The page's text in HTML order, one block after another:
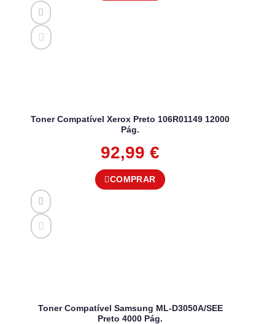
Toner Compatível Xerox Preto 106R01149 12000
Pág.
92,99 €
COMPRAR
Toner Compatível Samsung ML-D3050A/SEE
Preto 4000 Pág.